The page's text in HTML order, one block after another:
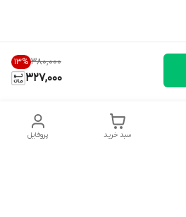
۳۸۰٬۰۰۰ 13%
327,000
پروفایل سبد خرید